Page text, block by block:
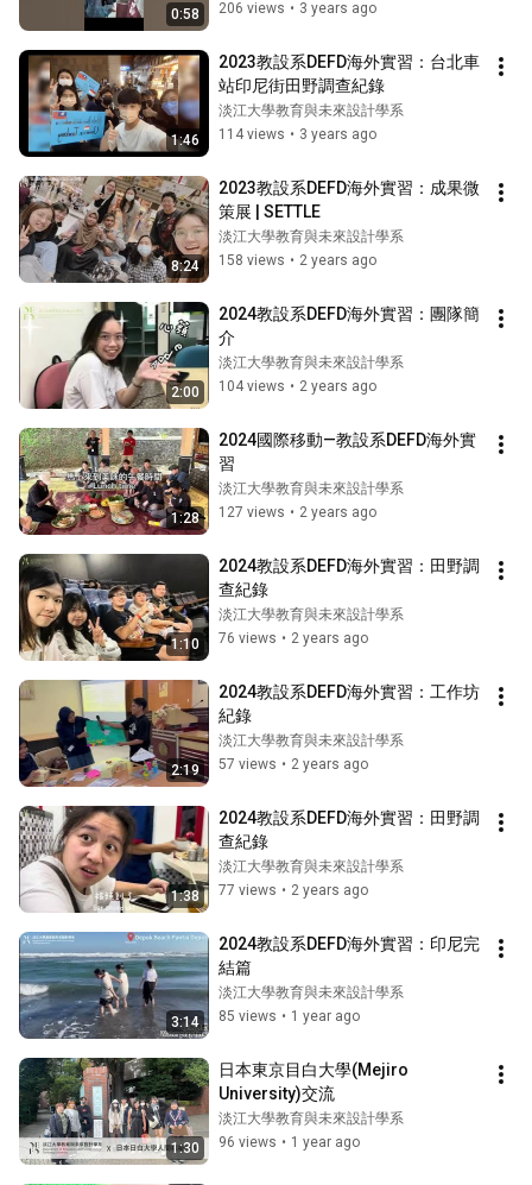
0:58
206 views • 3 years ago
1:46
2023教設系DEFD海外實習：台北車
站印尼街田野調查紀錄
淡江大學教育與未來設計學系
114 views • 3 years ago
8:24
2023教設系DEFD海外實習：成果微
策展 | SETTLE
淡江大學教育與未來設計學系
158 views • 2 years ago
2:00
2024教設系DEFD海外實習：團隊簡
介
淡江大學教育與未來設計學系
104 views • 2 years ago
1:28
2024國際移動—教設系DEFD海外實
習
淡江大學教育與未來設計學系
127 views • 2 years ago
1:10
2024教設系DEFD海外實習：田野調
查紀錄
淡江大學教育與未來設計學系
76 views • 2 years ago
2:19
2024教設系DEFD海外實習：工作坊
紀錄
淡江大學教育與未來設計學系
57 views • 2 years ago
1:38
2024教設系DEFD海外實習：田野調
查紀錄
淡江大學教育與未來設計學系
77 views • 2 years ago
3:14
2024教設系DEFD海外實習：印尼完
結篇
淡江大學教育與未來設計學系
85 views • 1 year ago
1:30
日本東京目白大學(Mejiro
University)交流
淡江大學教育與未來設計學系
96 views • 1 year ago